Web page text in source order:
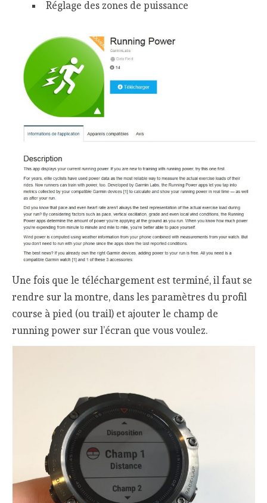
Réglage des zones de puissance
Une fois que le téléchargement est terminé, il faut se
rendre sur la montre, dans les paramètres du profil
course à pied (ou trail) et ajouter le champ de
running power sur l’écran que vous voulez.